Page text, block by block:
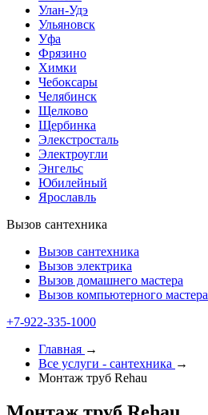
Улан-Удэ
Ульяновск
Уфа
Фрязино
Химки
Чебоксары
Челябинск
Щелково
Щербинка
Элекстросталь
Электроугли
Энгельс
Юбилейный
Ярославль
Вызов сантехника
Вызов сантехника
Вызов электрика
Вызов домашнего мастера
Вызов компьютерного мастера
+7-922-335-1000
Главная →
Все услуги - cантехника →
Монтаж труб Rehau